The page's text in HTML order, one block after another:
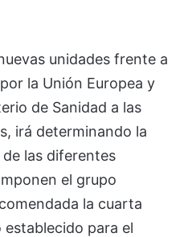
unidades frente a
la Unión Europea y
de Sanidad a las
irá determinando la
las diferentes
el grupo
la cuarta
para el